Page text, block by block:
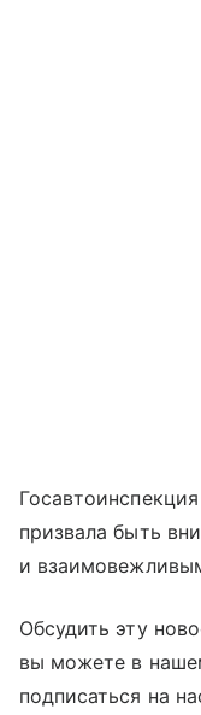
призвала быть
и
Обсудить эту
вы можете в
подписаться на